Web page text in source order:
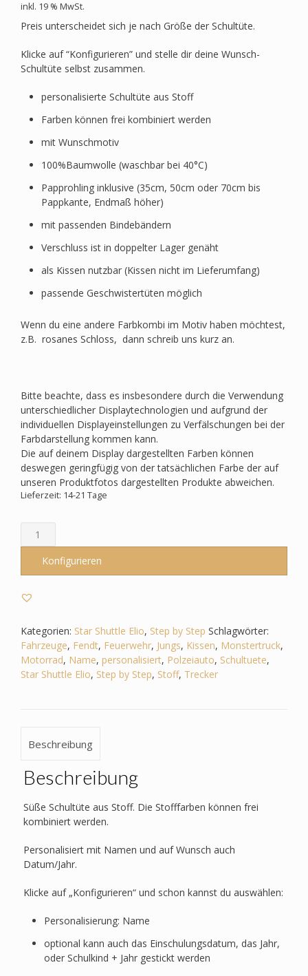
inkl. 19 % MwSt.
Preis unterscheidet sich je nach Größe der Schultüte.
Klicke auf “Konfigurieren” und stelle dir deine Wunsch-
Schultüte selbst zusammen.
personalisierte Schultüte aus Stoff
Farben können frei kombiniert werden
mit Wunschmotiv
100%Baumwolle (waschbar bei 40°C)
Papprohling inklusive (35cm, 50cm oder 70cm bis
Pappkante, Endmaß höher)
mit passenden Bindebändern
Verschluss ist in doppelter Lager genäht
als Kissen nutzbar (Kissen nicht im Lieferumfang)
passende Geschwistertüten möglich
Wenn du eine andere Farbkombi im Motiv haben möchtest,
z.B. rosanes Schloss, dann schreib uns kurz an.
Bitte beachte, dass es insbesondere durch die Verwendung
unterschiedlicher Displaytechnologien und aufgrund der
individuellen Displayeinstellungen zu Verfälschungen bei der
Farbdarstellung kommen kann.
Die auf deinem Display dargestellten Farben können
deswegen geringfügig von der tatsächlichen Farbe der auf
unseren Produktfotos dargestellten Produkte abweichen.
Lieferzeit: 14-21 Tage
Schultüte
passend
Step
Step
Star
Shuttle
Elio
-
Trecker,
Menge
Konfigurieren
Kategorien: Star Shuttle Elio, Step by Step Schlagwörter:
Fahrzeuge, Fendt, Feuerwehr, Jungs, Kissen, Monstertruck,
Motorrad, Name, personalisiert, Polzeiauto, Schultuete,
Star Shuttle Elio, Step by Step, Stoff, Trecker
Beschreibung
Beschreibung
Süße Schultüte aus Stoff. Die Stofffarben können frei
kombiniert werden.
Personalisiert mit Namen und auf Wunsch auch
Datum/Jahr.
Klicke auf „Konfigurieren“ und schon kannst du auswählen:
Personalisierung: Name
optional kann auch das Einschulungsdatum, das Jahr,
oder Schulkind + Jahr gestickt werden